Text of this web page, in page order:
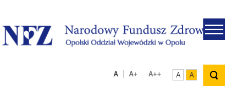
.
A A+ A++ A A